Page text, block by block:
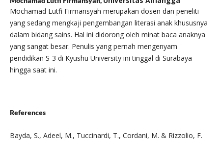
Mochamad Lutfi Firmansyah merupakan dosen dan peneliti
yang sedang mengkaji pengembangan literasi anak khususnya
dalam bidang sains. Hal ini didorong oleh minat baca anaknya
yang sangat besar. Penulis yang pernah mengenyam
pendidikan S-3 di Kyushu University ini tinggal di Surabaya
hingga saat ini.
References
Bayda, S., Adeel, M., Tuccinardi, T., Cordani, M. & Rizzolio, F.